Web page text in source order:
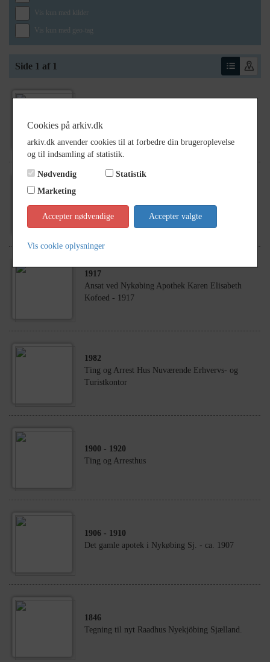
Vis kun med kilder
Vis kun med geo-tag
Side 1 af 1
Bagstræde, Nykøbing Sj. - 1920'erne
4 motiver fra Nykøbing
1917
Ansat ved Nykøbing Apothek Karen Elisabeth
Kofoed - 1917
1982
Ting og Arrest Hus Nuværende Erhvervs- og
Turistkontor
1900 - 1920
Ting og Arresthus
1906 - 1910
Det gamle apotek i Nykøbing Sj. - ca. 1907
1846
Tegning til nyt Raadhus Nyekjöbing Sjælland.
Cookies på arkiv.dk
arkiv.dk anvender cookies til at forbedre din brugeroplevelse
og til indsamling af statistik.
Nødvendig
Statistik
Marketing
Accepter nødvendige Accepter valgte
Vis cookie oplysninger